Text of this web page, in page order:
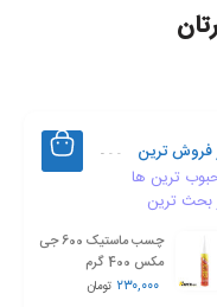
فروش ترین
ترین ها
بحث ترین
چسب ماستیک 600 جی
مکس 400 گرم
۲۳۰,۰۰۰ تومان